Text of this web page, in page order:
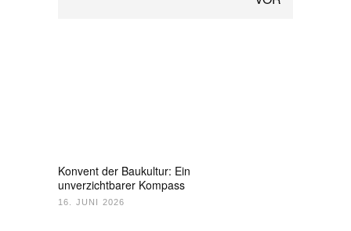
Konvent der Baukultur: Ein
unverzichtbarer Kompass
16. JUNI 2026